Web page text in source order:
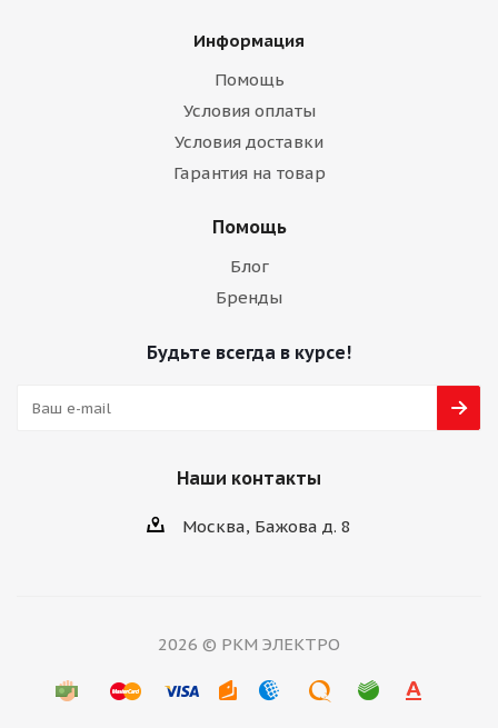
Информация
Помощь
Условия оплаты
Условия доставки
Гарантия на товар
Помощь
Блог
Бренды
Будьте всегда в курсе!
Наши контакты
Москва, Бажова д. 8
2026 © РКМ ЭЛЕКТРО